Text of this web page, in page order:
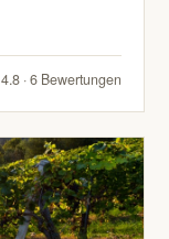
4.8 · 6 Bewertungen